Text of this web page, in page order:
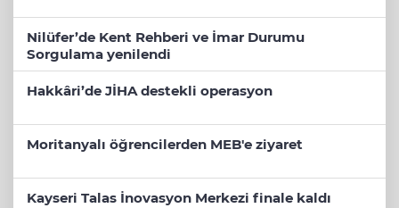
Nilüfer’de Kent Rehberi ve İmar Durumu
Sorgulama yenilendi
Hakkâri’de JİHA destekli operasyon
Moritanyalı öğrencilerden MEB'e ziyaret
Kayseri Talas İnovasyon Merkezi finale kaldı